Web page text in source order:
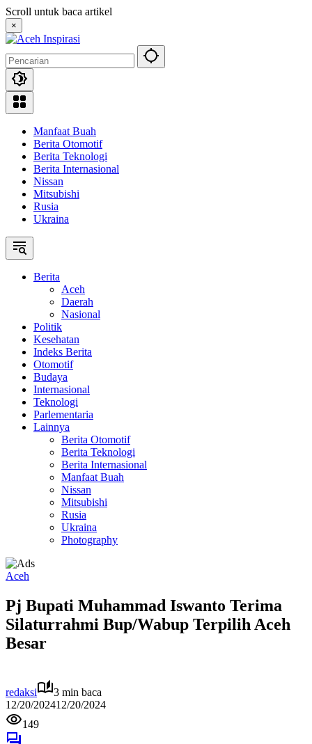
Langsung
ke
konten
Scroll untuk baca artikel
×
Manfaat Buah
Berita Otomotif
Berita Teknologi
Berita Internasional
Nissan
Mitsubishi
Rusia
Ukraina
Berita
Aceh
Daerah
Nasional
Politik
Kesehatan
Indeks Berita
Otomotif
Budaya
Internasional
Teknologi
Parlementaria
Lainnya
Berita Otomotif
Berita Teknologi
Berita Internasional
Manfaat Buah
Nissan
Mitsubishi
Rusia
Ukraina
Photography
Aceh
Pj Bupati Muhammad Iswanto Terima
Silaturrahmi Bup/Wabup Terpilih Aceh
Besar
redaksi
3 min baca
12/20/202412/20/2024
149